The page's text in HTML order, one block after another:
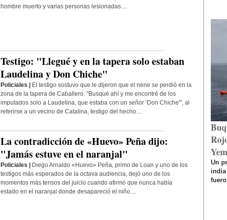
hombre muerto y varias personas lesionadas....
Testigo: "Llegué y en la tapera solo estaban
Laudelina y Don Chiche"
Policiales |
El testigo sostuvo que le dijeron que el nene se perdió en la
zona de la tapera de Caballero. "Busqué ahí y me encontré de los
imputados solo a Laudelina, que estaba con un señor ‘Don Chiche'", al
referirse a un vecino de Catalina, testigo del hecho....
La contradicción de «Huevo» Peña dijo:
"Jamás estuve en el naranjal"
Policiales |
Diego Arnaldo «Huevo» Peña, primo de Loan y uno de los
testigos más esperados de la octava audiencia, dejó uno de los
momentos más tensos del juicio cuando afirmó que nunca había
estado en el naranjal donde desapareció el niño....
Un